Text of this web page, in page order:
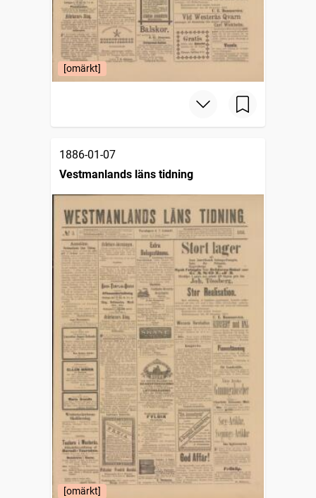
[omärkt]
1886-01-07
Vestmanlands läns tidning
[omärkt]